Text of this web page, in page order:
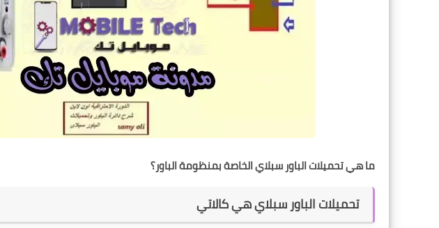
ما هي تحميلات الباور سبلاي الخاصة بمنظومة الباور؟
تحميلات الباور سبلاي هي كالاتي